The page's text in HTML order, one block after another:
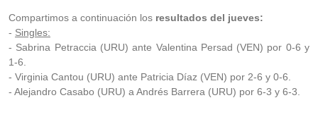
Compartimos a continuación los resultados del jueves:
- Singles:
- Sabrina Petraccia (URU) ante Valentina Persad (VEN) por 0-6 y
1-6.
- Virginia Cantou (URU) ante Patricia Díaz (VEN) por 2-6 y 0-6.
- Alejandro Casabo (URU) a Andrés Barrera (URU) por 6-3 y 6-3.